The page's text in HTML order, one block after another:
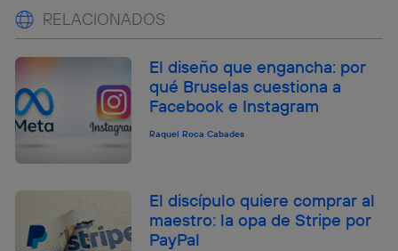
RELACIONADOS
El diseño que engancha: por
qué Bruselas cuestiona a
Facebook e Instagram
Raquel Roca Cabades
El discípulo quiere comprar al
maestro: la opa de Stripe por
PayPal